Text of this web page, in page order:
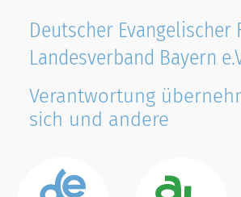
Deutscher Evangelischer
Landesverband Bayern
Verantwortung
sich und andere